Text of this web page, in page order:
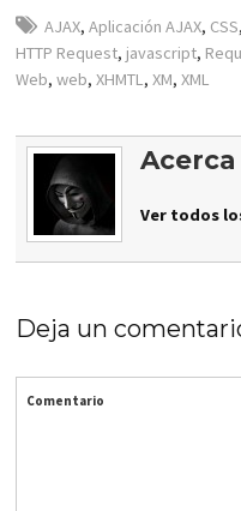
AJAX,Aplicación AJAX, CSS,
HTTP Request, javascript,
Web,web,XHMTL,XM,XML
Acerca
Ver todos
Deja un
Comentario